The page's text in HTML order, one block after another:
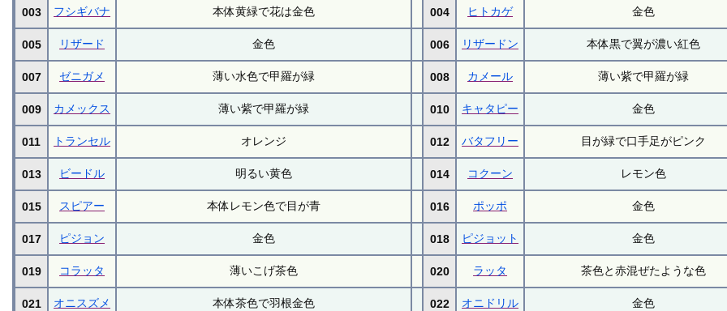
003 フシギバナ 本体黄緑で花は金色 004 ヒトカゲ 金色
005 リザード 金色 006 リザードン 本体黒で翼が濃い紅色
007 ゼニガメ 薄い水色で甲羅が緑 008 カメール 薄い紫で甲羅が緑
009 カメックス 薄い紫で甲羅が緑 010 キャタピー 金色
011 トランセル オレンジ 012 バタフリー 目が緑で口手足がピンク
013 ビードル 明るい黄色 014 コクーン レモン色
015 スピアー 本体レモン色で目が青 016 ポッポ 金色
017 ピジョン 金色 018 ピジョット 金色
019 コラッタ 薄いこげ茶色 020 ラッタ 茶色と赤混ぜたような色
021 オニスズメ 本体茶色で羽根金色 022 オニドリル 金色